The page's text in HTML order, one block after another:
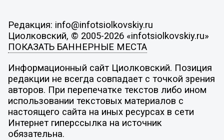
Редакция: info@infotsiolkovskiy.ru
Циолковский, © 2005-2026 «infotsiolkovskiy.ru»
ПОКАЗАТЬ БАННЕРНЫЕ МЕСТА
Информационный сайт Циолковский. Позиция
редакции не всегда совпадает с точкой зрения
авторов. При перепечатке текстов либо ином
использовании текстовых материалов с
настоящего сайта на иных ресурсах в сети
Интернет гиперссылка на источник
обязательна.